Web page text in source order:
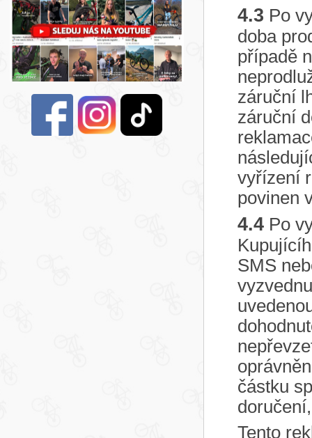
4.3 Po
doba
případě
záruční
záruční
vyřízení
povinen
4.4Po
SMS
částku
Tento